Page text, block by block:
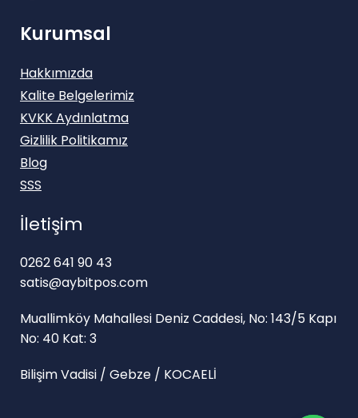
Kurumsal
Hakkımızda
Kalite Belgelerimiz
KVKK Aydınlatma
Gizlilik Politikamız
Blog
SSS
İletişim
0262 641 90 43
satis@aybitpos.com
Muallimköy Mahallesi Deniz Caddesi, No: 143/5 Kapı
No: 40 Kat: 3
Bilişim Vadisi / Gebze / KOCAELİ